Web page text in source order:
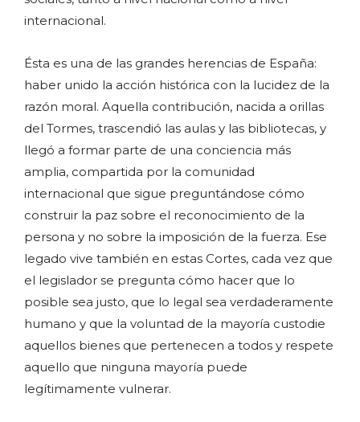
internacional.
Ésta es una de las grandes herencias de España:
haber unido la acción histórica con la lucidez de la
razón moral. Aquella contribución, nacida a orillas
del Tormes, trascendió las aulas y las bibliotecas, y
llegó a formar parte de una conciencia más
amplia, compartida por la comunidad
internacional que sigue preguntándose cómo
construir la paz sobre el reconocimiento de la
persona y no sobre la imposición de la fuerza. Ese
legado vive también en estas Cortes, cada vez que
el legislador se pregunta cómo hacer que lo
posible sea justo, que lo legal sea verdaderamente
humano y que la voluntad de la mayoría custodie
aquellos bienes que pertenecen a todos y respete
aquello que ninguna mayoría puede
legítimamente vulnerar.